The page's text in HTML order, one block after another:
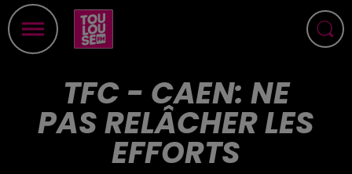
TFC - CAEN: NE
PAS RELÂCHER LES
EFFORTS